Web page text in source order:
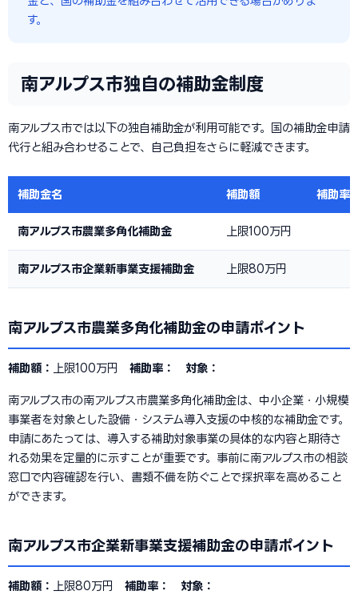
す。
南アルプス市独自の補助金制度
南アルプス市では以下の独自補助金が利用可能です。国の補助金申請
代行と組み合わせることで、自己負担をさらに軽減できます。
補助金名 補助額 補助率
南アルプス市農業多角化補助金 上限100万円
南アルプス市企業新事業支援補助金 上限80万円
南アルプス市農業多角化補助金の申請ポイント
補助額： 上限100万円 補助率： 対象：
南アルプス市の南アルプス市農業多角化補助金は、中小企業・小規模
事業者を対象とした設備・システム導入支援の中核的な補助金です。
申請にあたっては、導入する補助対象事業の具体的な内容と期待さ
れる効果を定量的に示すことが重要です。事前に南アルプス市の相談
窓口で内容確認を行い、書類不備を防ぐことで採択率を高めること
ができます。
南アルプス市企業新事業支援補助金の申請ポイント
補助額： 上限80万円 補助率： 対象：